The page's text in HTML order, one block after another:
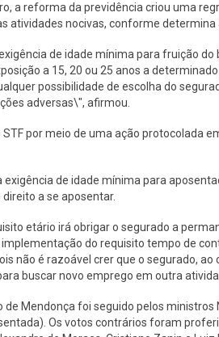
a reforma da previdência criou uma
atividades nocivas, conforme determina
de idade mínima para fruição
a 15, 20 ou 25 anos a
possibilidade de escolha do
adversas\", afirmou.
STF por meio de uma ação protocolada
exigência de idade mínima para
a se aposentar.
etário irá obrigar o segurado a
do requisito tempo de
não é razoável crer que o segurado,
buscar novo emprego em outra
de Mendonça foi seguido pelos ministros
Os votos contrários foram